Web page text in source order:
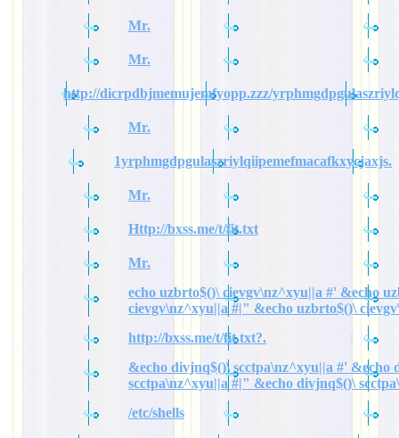
Mr.
Mr.
http://dicrpdbjmemujemfyopp.zzz/
Mr.
1yrphmgdpgulaszriylqiipemefmacafkxycjaxjs.
Mr.
Http://bxss.me/t/fit.txt
Mr.
echo uzbrto$()\ cievgv\nz^xyu||a #' &echo
cievgv\nz^xyu||a #|" &echo uzbrto$()\
http://bxss.me/t/fit.txt?.
&echo divjnq$()\ scctpa\nz^xyu||a #' &echo
scctpa\nz^xyu||a #|" &echo divjnq$()\
/etc/shells